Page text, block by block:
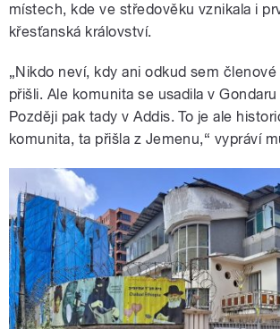
místech, kde ve středověku vznikala i
křesťanská království.
„Nikdo neví, kdy ani odkud sem členové
přišli. Ale komunita se usadila v
Později pak tady v Addis. To je ale
komunita, ta přišla z Jemenu,“ vypráví